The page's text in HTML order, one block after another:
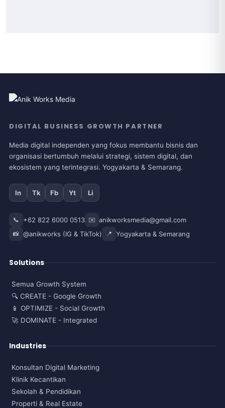
DIGITAL BUSINESS GROWTH PARTNER
Media digital independen yang fokus membantu bisnis dan
organisasi bertumbuh melalui strategi, sistem digital, dan
ekosistem yang terintegrasi. Yogyakarta & Semarang.
In Tk Fb Yt Li
📞 +62 822 6000 0513 ✉️ anikworksmedia@gmail.com
📸 @anikworks (IG & TikTok) 📍 Yogyakarta & Semarang
Solutions
Semua Growth System
🔍 CREATE - Google Growth
📱 OPTIMIZE - Social Growth
🚀 DOMINATE - Integrated
Industries
Konsultan Digital Marketing
Klinik Kecantikan
Sekolah & Pendidikan
Properti & Real Estate